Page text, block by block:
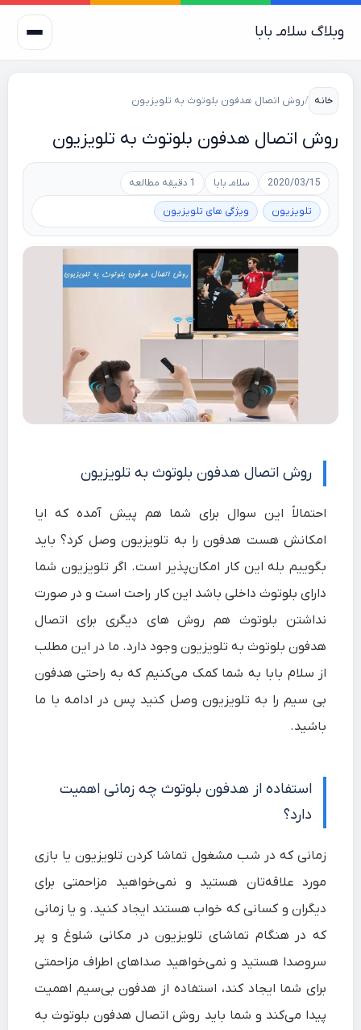
وبلاگ سلامـ بابا
خانه /روش اتصال هدفون بلوتوث به تلویزیون
روش اتصال هدفون بلوتوث به تلویزیون
2020/03/15 سلامـ بابا 1 دقیقه مطالعه
تلویزیون ویژگی های تلویزیون
روش اتصال هدفون بلوتوث به تلویزیون
احتمالاً این سوال برای شما هم پیش آمده که ایا
امکانش هست هدفون را به تلویزیون وصل کرد؟ باید
بگوییم بله این کار امکان‌پذیر است. اگر تلویزیون شما
دارای بلوتوث داخلی باشد این کار راحت است و در صورت
نداشتن بلوتوث هم روش های دیگری برای اتصال
هدفون بلوتوث به تلویزیون وجود دارد. ما در این مطلب
از سلام‌ بابا به شما کمک می‌کنیم که به راحتی هدفون
بی سیم را به تلویزیون وصل کنید پس در ادامه با ما
باشید.
استفاده از هدفون بلوتوث چه زمانی اهمیت
دارد؟
زمانی که در شب مشغول تماشا کردن تلویزیون یا بازی
مورد علاقه‌تان هستید و نمی‌خواهید مزاحمتی برای
دیگران و کسانی که خواب هستند ایجاد کنید. و یا زمانی
که در هنگام تماشای تلویزیون در مکانی شلوغ و پر
سروصدا هستید و نمی‌خواهید صداهای اطراف مزاحمتی
برای شما ایجاد کند، استفاده از هدفون بی‌سیم اهمیت
پیدا می‌کند و شما باید روش اتصال هدفون بلوتوث به